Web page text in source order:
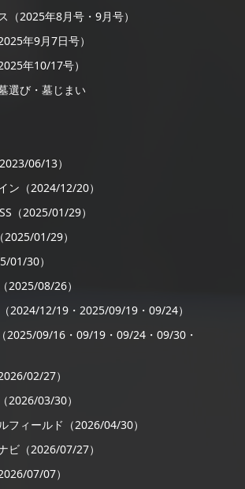
（2025年8月号・9月号）
年9月7日号）
年10/17号）
選び・墓じまい
06/13）
ン（2024/12/20）
（2025/01/29）
01/29）
01/30）
2025/08/26）
2024/12/19・2025/09/19・09/24）
2025/09/16・09/19・09/24・09/30・
02/27）
2026/03/30）
フィールド（2026/04/30）
ビ（2026/07/27）
07/07）